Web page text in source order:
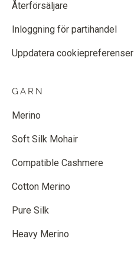
Återförsäljare
Inloggning för partihandel
Uppdatera cookiepreferenser
GARN
Merino
Soft Silk Mohair
Compatible Cashmere
Cotton Merino
Pure Silk
Heavy Merino